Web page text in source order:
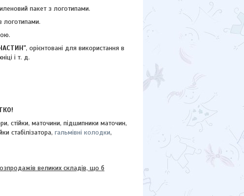
пакет з логотипами.
логотипами.
, орієнтовані для використання в
і т. д.
стійки, маточини, підшипники маточин,
стабілізатора, гальмівні колодки,
великих складів, що б